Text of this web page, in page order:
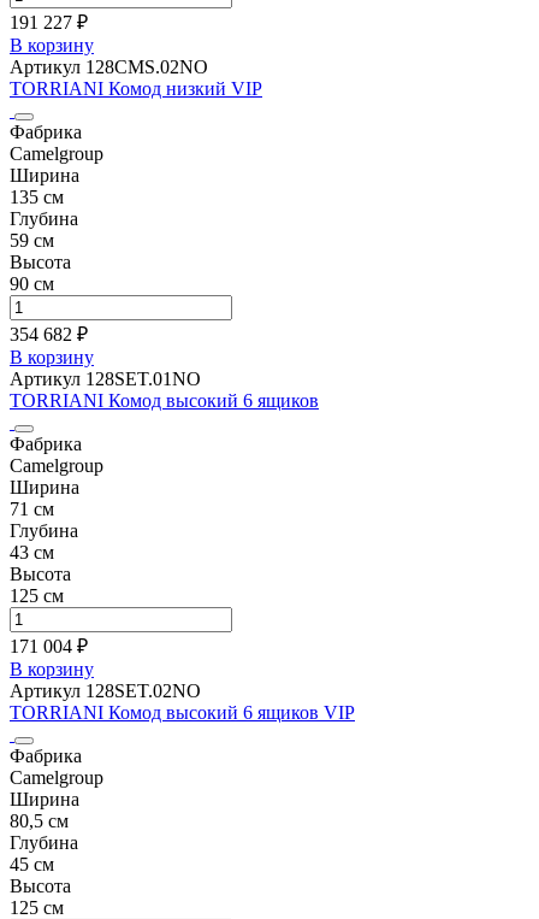
191 227 ₽
В корзину
Артикул 128CMS.02NO
TORRIANI Комод низкий VIP
Фабрика
Camelgroup
Ширина
135 см
Глубина
59 см
Высота
90 см
354 682 ₽
В корзину
Артикул 128SET.01NO
TORRIANI Комод высокий 6 ящиков
Фабрика
Camelgroup
Ширина
71 см
Глубина
43 см
Высота
125 см
171 004 ₽
В корзину
Артикул 128SET.02NO
TORRIANI Комод высокий 6 ящиков VIP
Фабрика
Camelgroup
Ширина
80,5 см
Глубина
45 см
Высота
125 см